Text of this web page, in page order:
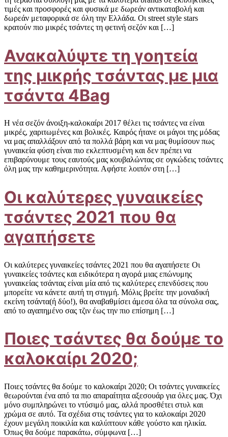
τιμές και προσφορές και φυσικά με δωρεάν αντικαταβολή και
δωρεάν μεταφορικά σε όλη την Ελλάδα. Οι street style stars
κρατούν πιο μικρές τσάντες τη φετινή σεζόν και […]
Ανακαλύψτε τη γοητεία
της μικρής τσάντας με μια
τσάντα 4Bag
Η νέα σεζόν άνοιξη-καλοκαίρι 2017 θέλει τις τσάντες να είναι
μικρές, χαριτωμένες και βολικές. Καιρός ήτανε οι μάγοι της μόδας
να μας απαλλάξουν από τα πολλά βάρη και να μας θυμίσουν πως
γυναικεία φύση είναι πιο εκλεπτυσμένη και δεν πρέπει να
επιβαρύνουμε τους εαυτούς μας κουβαλώντας σε ογκώδεις τσάντες
όλη μας την καθημερινότητα. Αφήστε λοιπόν στη […]
Οι καλύτερες γυναικείες
τσάντες 2021 που θα
αγαπήσετε
Οι καλύτερες γυναικείες τσάντες 2021 που θα αγαπήσετε Οι
γυναικείες τσάντες και ειδικότερα η αγορά μιας επώνυμης
γυναικείας τσάντας είναι μία από τις καλύτερες επενδύσεις που
μπορείτε να κάνετε αυτή τη στιγμή. Μόλις βρείτε την μοναδική
εκείνη τσάντα(ή δύο!), θα αναβαθμίσει άμεσα όλα τα σύνολα σας,
από το αγαπημένο σας τζιν έως την πιο επίσημη […]
Ποιες τσάντες θα δούμε το
καλοκαίρι 2020;
Ποιες τσάντες θα δούμε το καλοκαίρι 2020; Οι τσάντες γυναικείες
θεωρούνται ένα από τα πιο απαραίτητα αξεσουάρ για όλες μας. Όχι
μόνο συμπληρώνει το ντύσιμό μας, αλλά προσθέτει στυλ και
χρώμα σε αυτό. Τα σχέδια στις τσάντες για το καλοκαίρι 2020
έχουν μεγάλη ποικιλία και καλύπτουν κάθε γούστο και ηλικία.
Όπως θα δούμε παρακάτω, σύμφωνα […]